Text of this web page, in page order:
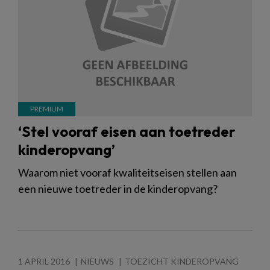
‘Stel vooraf eisen aan toetreder
kinderopvang’
Waarom niet vooraf kwaliteitseisen stellen aan
een nieuwe toetreder in de kinderopvang?
1 APRIL 2016 NIEUWS TOEZICHT KINDEROPVANG